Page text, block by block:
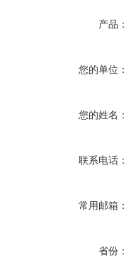
产品：
您的单位：
您的姓名：
联系电话：
常用邮箱：
省份：